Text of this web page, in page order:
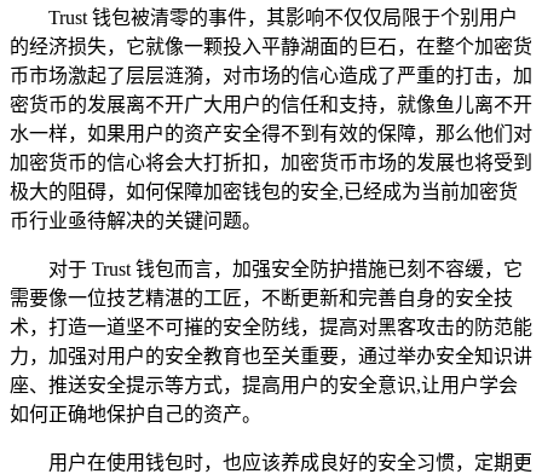
Trust 钱包被清零的事件，其影响不仅仅局限于个别用户
的经济损失，它就像一颗投入平静湖面的巨石，在整个加密货
币市场激起了层层涟漪，对市场的信心造成了严重的打击，加
密货币的发展离不开广大用户的信任和支持，就像鱼儿离不开
水一样，如果用户的资产安全得不到有效的保障，那么他们对
加密货币的信心将会大打折扣，加密货币市场的发展也将受到
极大的阻碍，如何保障加密钱包的安全,已经成为当前加密货
币行业亟待解决的关键问题。
对于 Trust 钱包而言，加强安全防护措施已刻不容缓，它
需要像一位技艺精湛的工匠，不断更新和完善自身的安全技
术，打造一道坚不可摧的安全防线，提高对黑客攻击的防范能
力，加强对用户的安全教育也至关重要，通过举办安全知识讲
座、推送安全提示等方式，提高用户的安全意识,让用户学会
如何正确地保护自己的资产。
用户在使用钱包时，也应该养成良好的安全习惯，定期更